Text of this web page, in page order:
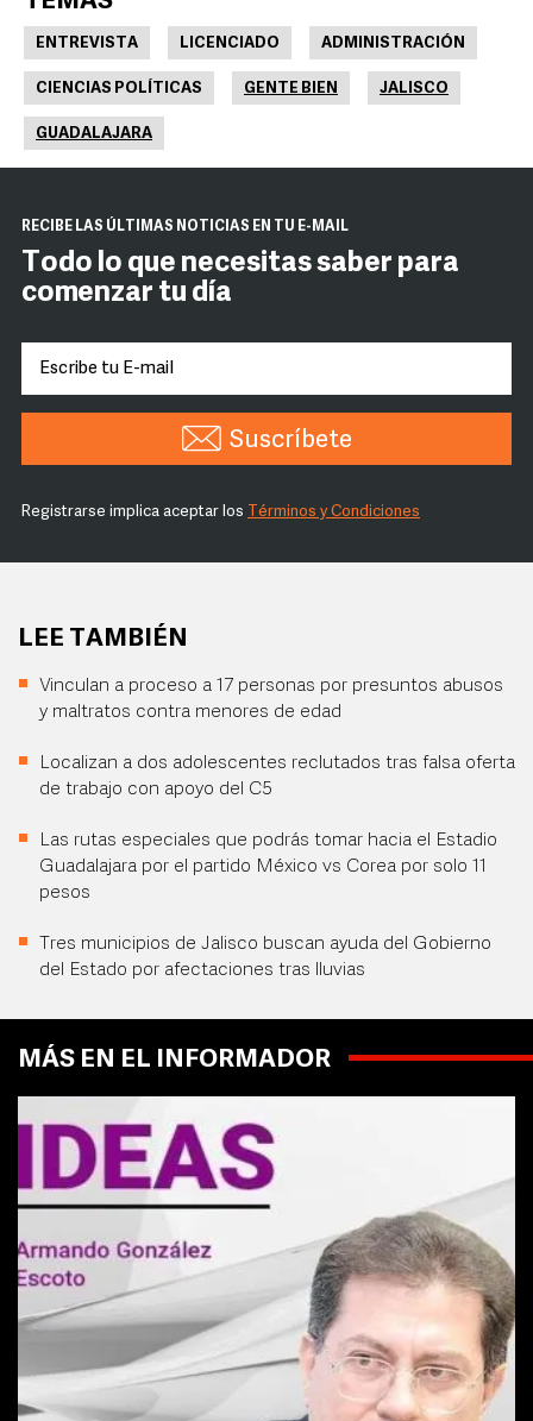
ENTREVISTA LICENCIADO ADMINISTRACIÓN
CIENCIAS POLÍTICAS GENTE BIEN JALISCO
GUADALAJARA
RECIBE LAS ÚLTIMAS NOTICIAS EN TU E-MAIL
Todo lo que necesitas saber para
comenzar tu día
Suscríbete
Registrarse implica aceptar los Términos y Condiciones
LEE TAMBIÉN
Vinculan a proceso a 17 personas por presuntos abusos
y maltratos contra menores de edad
Localizan a dos adolescentes reclutados tras falsa oferta
de trabajo con apoyo del C5
Las rutas especiales que podrás tomar hacia el Estadio
Guadalajara por el partido México vs Corea por solo 11
pesos
Tres municipios de Jalisco buscan ayuda del Gobierno
del Estado por afectaciones tras lluvias
MÁS EN EL INFORMADOR